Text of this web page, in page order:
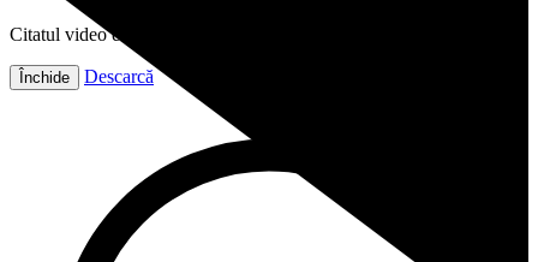
Citatul video este gata!
Închide Descarcă